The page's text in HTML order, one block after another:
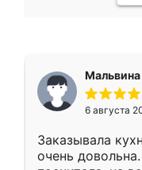
Мальвина
6 августа
Заказывала
очень